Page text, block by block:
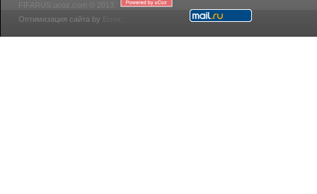
FIFARUS.ucoz.com © 2013.
Оптимизация сайта by